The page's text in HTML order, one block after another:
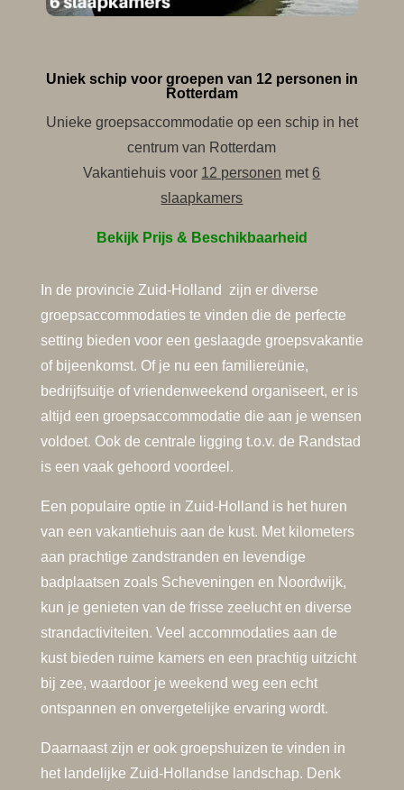
Uniek schip voor groepen van 12 personen in
Rotterdam
Unieke groepsaccommodatie op een schip in het
centrum van Rotterdam
Vakantiehuis voor 12 personen met 6
slaapkamers
Bekijk Prijs & Beschikbaarheid
In de provincie Zuid-Holland zijn er diverse
groepsaccommodaties te vinden die de perfecte
setting bieden voor een geslaagde groepsvakantie
of bijeenkomst. Of je nu een familiereünie,
bedrijfsuitje of vriendenweekend organiseert, er is
altijd een groepsaccommodatie die aan je wensen
voldoet. Ook de centrale ligging t.o.v. de Randstad
is een vaak gehoord voordeel.
Een populaire optie in Zuid-Holland is het huren
van een vakantiehuis aan de kust. Met kilometers
aan prachtige zandstranden en levendige
badplaatsen zoals Scheveningen en Noordwijk,
kun je genieten van de frisse zeelucht en diverse
strandactiviteiten. Veel accommodaties aan de
kust bieden ruime kamers en een prachtig uitzicht
bij zee, waardoor je weekend weg een echt
ontspannen en onvergetelijke ervaring wordt.
Daarnaast zijn er ook groepshuizen te vinden in
het landelijke Zuid-Hollandse landschap. Denk